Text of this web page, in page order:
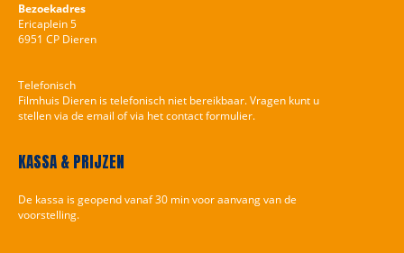
Bezoekadres
Ericaplein 5
6951 CP Dieren
Telefonisch
Filmhuis Dieren is telefonisch niet bereikbaar. Vragen kunt u
stellen via de email of via het contact formulier.
KASSA & PRIJZEN
De kassa is geopend vanaf 30 min voor aanvang van de
voorstelling.